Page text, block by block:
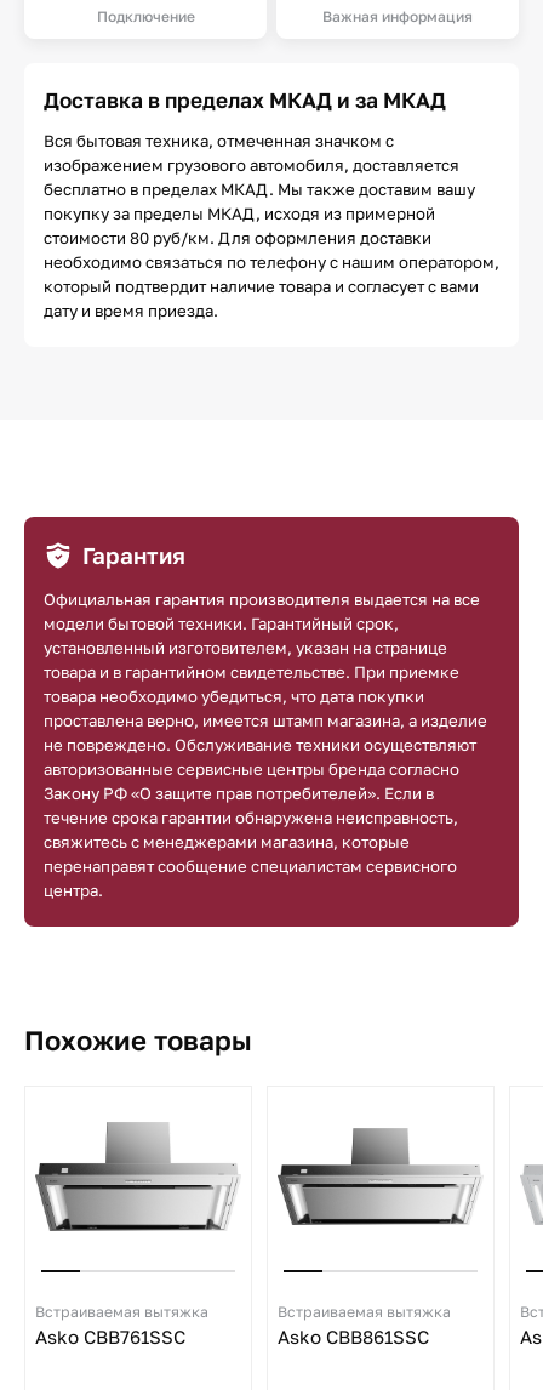
Подключение Важная информация
Доставка в пределах МКАД и за МКАД
Вся бытовая техника, отмеченная значком с
изображением грузового автомобиля, доставляется
бесплатно в пределах МКАД. Мы также доставим вашу
покупку за пределы МКАД, исходя из примерной
стоимости 80 руб/км. Для оформления доставки
необходимо связаться по телефону с нашим оператором,
который подтвердит наличие товара и согласует с вами
дату и время приезда.
Гарантия
Официальная гарантия производителя выдается на все
модели бытовой техники. Гарантийный срок,
установленный изготовителем, указан на странице
товара и в гарантийном свидетельстве. При приемке
товара необходимо убедиться, что дата покупки
проставлена верно, имеется штамп магазина, а изделие
не повреждено. Обслуживание техники осуществляют
авторизованные сервисные центры бренда согласно
Закону РФ «О защите прав потребителей». Если в
течение срока гарантии обнаружена неисправность,
свяжитесь с менеджерами магазина, которые
перенаправят сообщение специалистам сервисного
центра.
Похожие товары
Встраиваемая вытяжка
Asko CBB761SSC
Встраиваемая вытяжка
Asko CBB861SSC